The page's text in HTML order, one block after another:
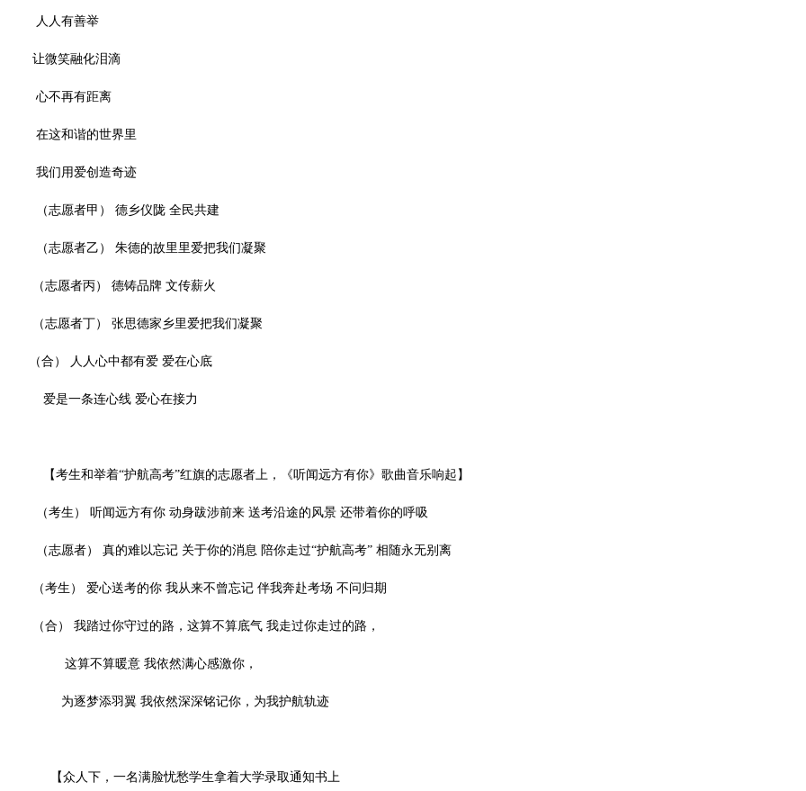
人人有善举
让微笑融化泪滴
心不再有距离
在这和谐的世界里
我们用爱创造奇迹
（志愿者甲） 德乡仪陇 全民共建
（志愿者乙） 朱德的故里里爱把我们凝聚
（志愿者丙） 德铸品牌 文传薪火
（志愿者丁） 张思德家乡里爱把我们凝聚
（合） 人人心中都有爱 爱在心底
爱是一条连心线 爱心在接力
【考生和举着“护航高考”红旗的志愿者上，《听闻远方有你》歌曲音乐响起】
（考生） 听闻远方有你 动身跋涉前来 送考沿途的风景 还带着你的呼吸
（志愿者） 真的难以忘记 关于你的消息 陪你走过“护航高考” 相随永无别离
（考生） 爱心送考的你 我从来不曾忘记 伴我奔赴考场 不问归期
（合） 我踏过你守过的路，这算不算底气 我走过你走过的路，
这算不算暖意 我依然满心感激你，
为逐梦添羽翼 我依然深深铭记你，为我护航轨迹
【众人下，一名满脸忧愁学生拿着大学录取通知书上